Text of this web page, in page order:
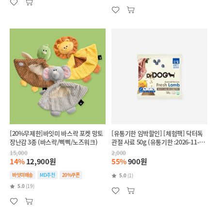
[20%무제한]바잇미 바스락 포켓 망토
장난감 3종 (바스락/삑삑/노즈워크)
15,000
14%12,900원
바잇미배송 MD추천
20%쿠폰
5.0 (19)
[유통기한 임박할인] [체험팩] 닥터독
관절 사료 50g (유통기한 :2026-11-
28)
2,000
55%900원
5.0 (1)